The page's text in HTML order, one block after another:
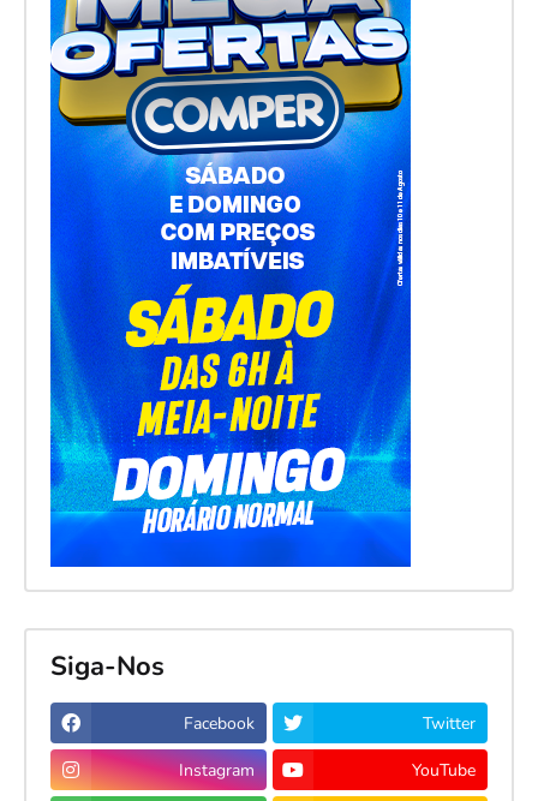
Siga-Nos
Facebook Twitter
Instagram YouTube